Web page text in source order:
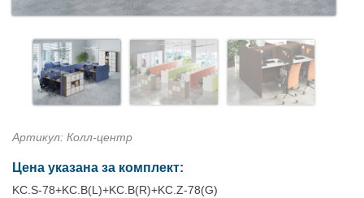
Артикул: Колл-центр
Цена указана за комплект:
KC.S-78+KC.B(L)+KC.B(R)+KC.Z-78(G)